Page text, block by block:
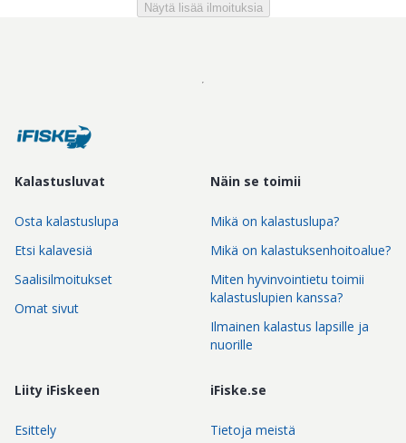
Näytä lisää ilmoituksia
Kalastusluvat
Osta kalastuslupa
Etsi kalavesiä
Saalisilmoitukset
Omat sivut
Näin se toimii
Mikä on kalastuslupa?
Mikä on kalastuksenhoitoalue?
Miten hyvinvointietu toimii
kalastuslupien kanssa?
Ilmainen kalastus lapsille ja
nuorille
Liity iFiskeen
Esittely
iFiske.se
Tietoja meistä